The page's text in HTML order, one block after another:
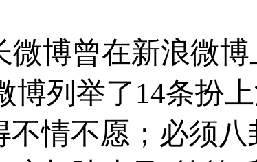
博曾在新浪微博
博列举了14条扮
情不愿；必须八